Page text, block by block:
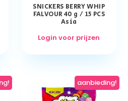
SNICKERS BERRY WHIP
FALVOUR 40 g / 15 PCS
Asia
Login voor prijzen
aanbieding!